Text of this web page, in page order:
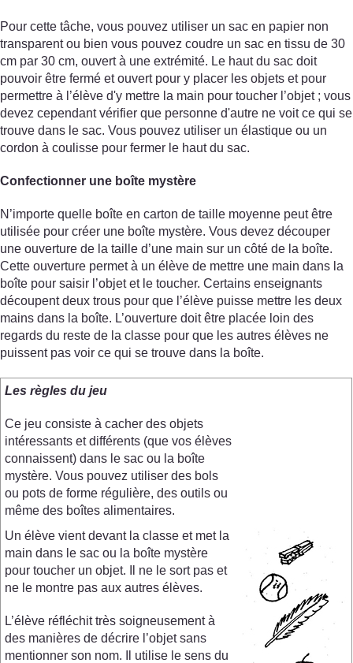
Pour cette tâche, vous pouvez utiliser un sac en papier non
transparent ou bien vous pouvez coudre un sac en tissu de 30
cm par 30 cm, ouvert à une extrémité. Le haut du sac doit
pouvoir être fermé et ouvert pour y placer les objets et pour
permettre à l’élève d'y mettre la main pour toucher l’objet ; vous
devez cependant vérifier que personne d'autre ne voit ce qui se
trouve dans le sac. Vous pouvez utiliser un élastique ou un
cordon à coulisse pour fermer le haut du sac.
Confectionner une boîte mystère
N’importe quelle boîte en carton de taille moyenne peut être
utilisée pour créer une boîte mystère. Vous devez découper
une ouverture de la taille d’une main sur un côté de la boîte.
Cette ouverture permet à un élève de mettre une main dans la
boîte pour saisir l’objet et le toucher. Certains enseignants
découpent deux trous pour que l’élève puisse mettre les deux
mains dans la boîte. L’ouverture doit être placée loin des
regards du reste de la classe pour que les autres élèves ne
puissent pas voir ce qui se trouve dans la boîte.
Les règles du jeu
Ce jeu consiste à cacher des objets
intéressants et différents (que vos élèves
connaissent) dans le sac ou la boîte
mystère. Vous pouvez utiliser des bols
ou pots de forme régulière, des outils ou
même des boîtes alimentaires.
Un élève vient devant la classe et met la
main dans le sac ou la boîte mystère
pour toucher un objet. Il ne le sort pas et
ne le montre pas aux autres élèves.
L’élève réfléchit très soigneusement à
des manières de décrire l’objet sans
mentionner son nom. Il utilise le sens du